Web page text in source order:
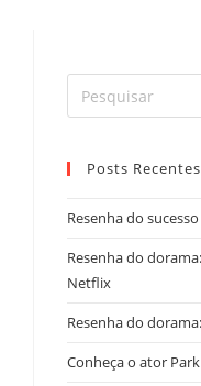
Posts Recentes
Resenha do
Resenha do
Netflix
Resenha do
Conheça o ator Park